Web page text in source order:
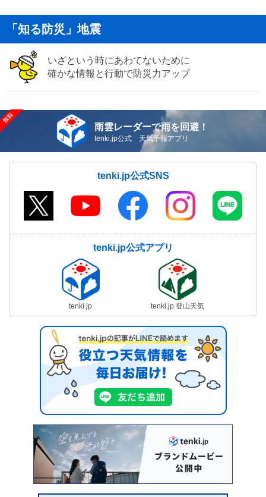
「知る防災」地震
いざという時にあわてないために
確かな情報と行動で防災力アップ
雨雲レーダーで雨を回避！
tenki.jp公式 天気予報アプリ
tenki.jp公式SNS
tenki.jp公式アプリ
tenki.jp tenki.jp 登山天気